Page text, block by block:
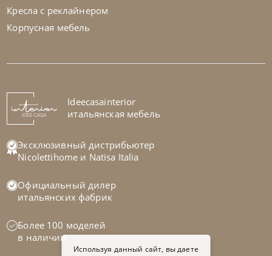
Кровать односпальная Bravo
На заказ 45-90 дн
Кресла с реклайнером
Корпусная мебель
Ideecasainterior
итальянская мебель
Эксклюзивный дистрибьютер
Nicolettihome и Natisa Italia
Официальный дилер
итальянских фабрик
Более 100 моделей
в наличии
Используя данный сайт, вы даете